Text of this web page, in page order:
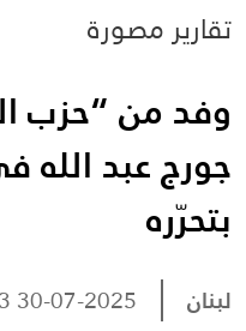
تقارير مصورة
وفد من “حزب
جورج عبد الله
بتحرّره
لبنان 30-07-2025 13:53 مساءً